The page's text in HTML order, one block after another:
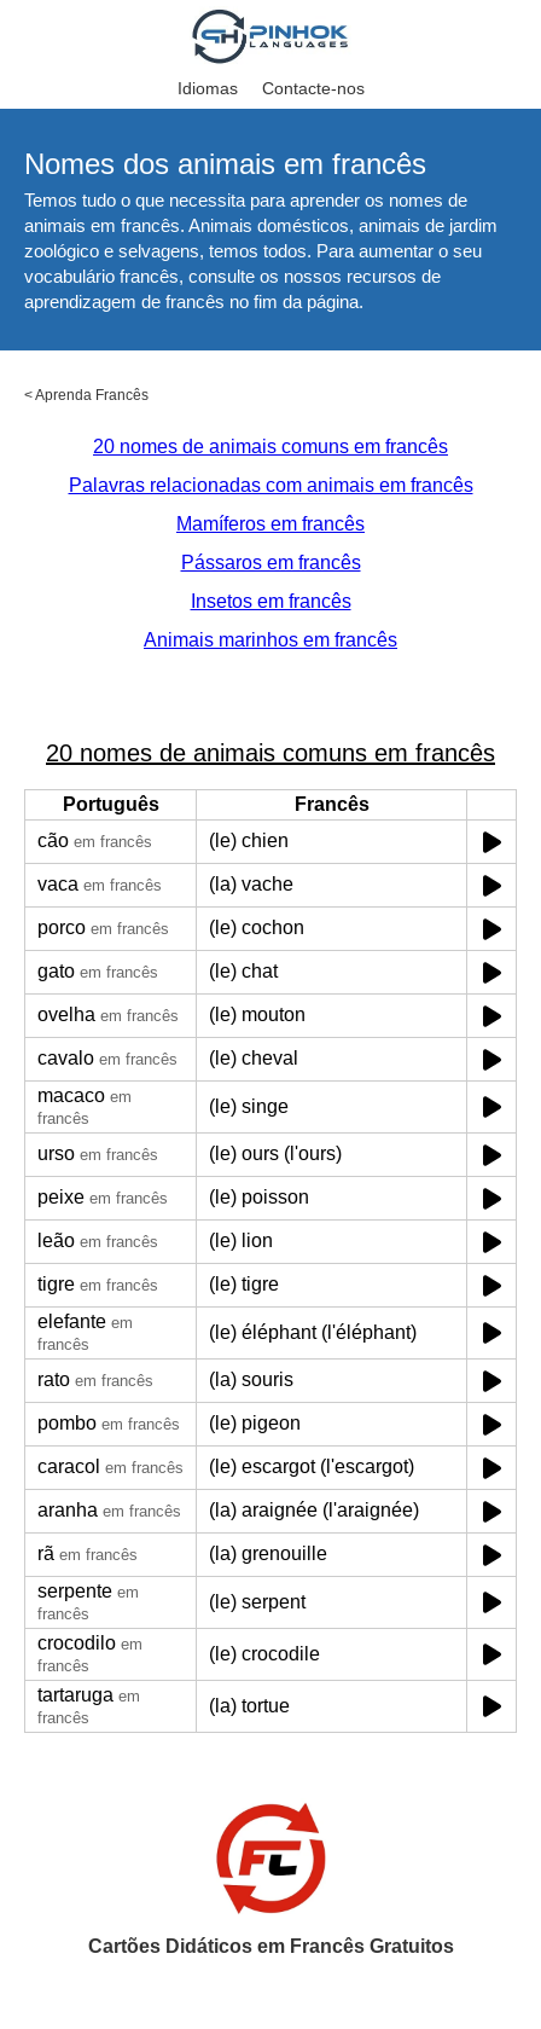
Idiomas Contacte-nos
Nomes dos animais em francês
Temos tudo o que necessita para aprender os nomes de
animais em francês. Animais domésticos, animais de jardim
zoológico e selvagens, temos todos. Para aumentar o seu
vocabulário francês, consulte os nossos recursos de
aprendizagem de francês no fim da página.
<Aprenda Francês
20 nomes de animais comuns em francês
Palavras relacionadas com animais em francês
Mamíferos em francês
Pássaros em francês
Insetos em francês
Animais marinhos em francês
20 nomes de animais comuns em francês
Português
Francês
cão em francês (le) chien
vaca em francês (la) vache
porco em francês (le) cochon
gato em francês (le) chat
ovelha em francês (le) mouton
cavalo em francês
(le) cheval
macaco em
francês
(le) singe
urso em francês (le) ours (l'ours)
peixe em francês (le) poisson
leão em francês (le) lion
tigre em francês
(le) tigre
elefante em
francês
(le) éléphant (l'éléphant)
rato em francês (la) souris
pombo em francês (le) pigeon
caracol em francês (le) escargot (l'escargot)
aranha em francês (la) araignée (l'araignée)
rã em francês
(la) grenouille
serpente em
francês
(le) serpent
crocodilo em
francês
(le) crocodile
tartaruga em
francês
(la) tortue
Cartões Didáticos em Francês Gratuitos